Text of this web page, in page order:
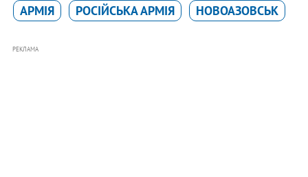
АРМІЯ РОСІЙСЬКА АРМІЯ НОВОАЗОВСЬК
РЕКЛАМА